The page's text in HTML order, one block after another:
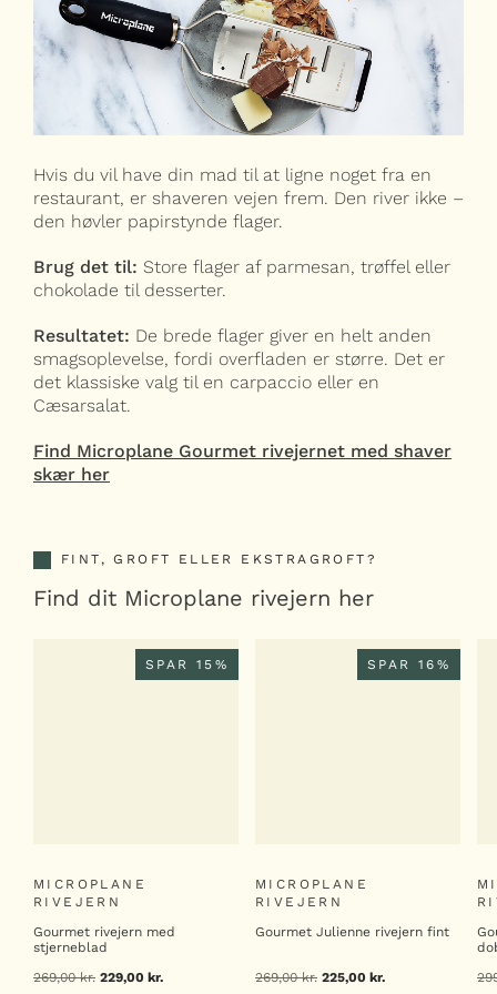
Hvis du vil have din mad til at ligne noget fra en
restaurant, er shaveren vejen frem. Den river ikke –
den høvler papirstynde flager.
Brug det til: Store flager af parmesan, trøffel eller
chokolade til desserter.
Resultatet: De brede flager giver en helt anden
smagsoplevelse, fordi overfladen er større. Det er
det klassiske valg til en carpaccio eller en
Cæsarsalat.
Find Microplane Gourmet rivejernet med shaver
skær her
FINT, GROFT ELLER EKSTRAGROFT?
Find dit Microplane rivejern her
SPAR 15%
MICROPLANE
RIVEJERN
Gourmet rivejern med
stjerneblad
269,00kr. Den
229,00 kr.
SPAR 16%
MICROPLANE
RIVEJERN
Gourmet Julienne rivejern fint
269,00kr. Den
225,00 kr.